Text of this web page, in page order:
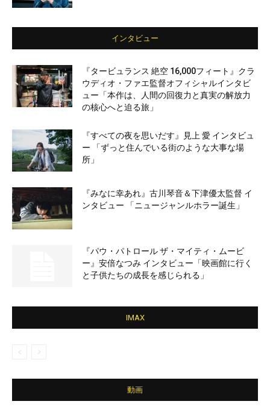
インタビュー
『タービュランス 絶空 16,000フィート』クラ
ウディオ・ファエ監督オフィシャルインタビ
ュー「本作は、人間の回復力と真実の解放力
の核心へと迫る旅」
『すべての夜を思いだす』見上 愛 インタビュ
ー 「ずっと住んでいる街のような大事な場
所」
『みなに幸あれ』古川琴音＆下津優太監督 イ
ンタビュー 「ニュージャンルホラー誕生」
『パウ・パトロール ザ・マイティ・ムービ
ー』安倍なつみ インタビュー「映画館に行く
と子供たちの成長を感じられる」
IMAX
動画